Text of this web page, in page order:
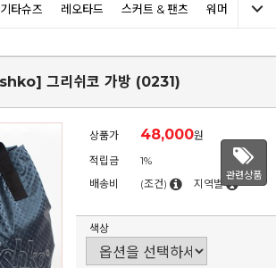
기타슈즈 레오타드 스커트 & 팬츠 워머 타이
그리쉬코 가방 (0231)
상품가 48,000원
적립금
1%
배송비
(조건) 지역별
관련상품
색상